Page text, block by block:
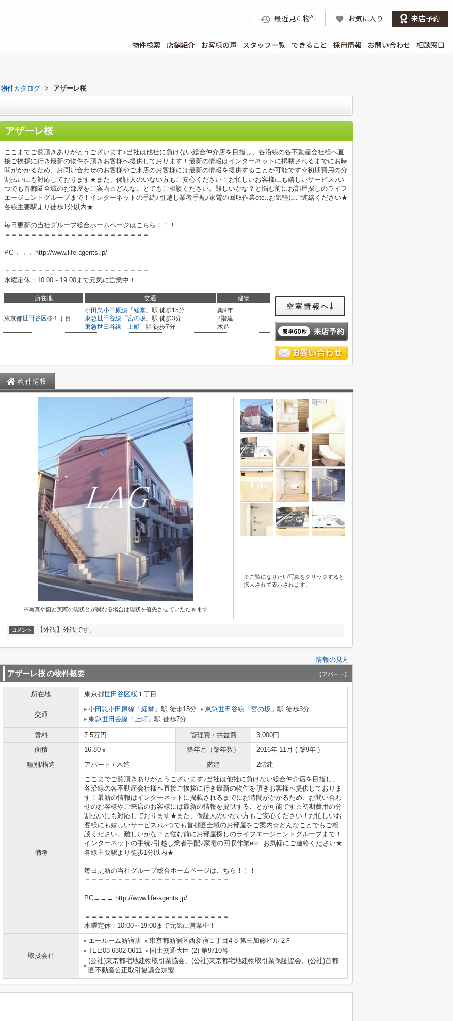
最近見た物件 お気に入り 来店予約
物件検索 店舗紹介 お客様の声 スタッフ一覧 できること 採用情報 お問い合わせ 相談窓口
物件カタログ > アザーレ桜
アザーレ桜
ここまでご覧頂きありがとうございます♪当社は他社に負けない総合仲介店を目指し、各沿線の各不動産会社様へ直
接ご挨拶に行き最新の物件を頂きお客様へ提供しております！最新の情報はインターネットに掲載されるまでにお時
間がかかるため、お問い合わせのお客様やご来店のお客様には最新の情報を提供することが可能です☆初期費用の分
割払いにも対応しております★また、保証人のいない方もご安心ください！お忙しいお客様にも嬉しいサービス♪い
つでも首都圏全域のお部屋をご案内☆どんなことでもご相談ください。難しいかな？と悩む前にお部屋探しのライフ
エージェントグループまで！インターネットの手続♪引越し業者手配♪家電の回収作業etc..お気軽にご連絡ください★
各線主要駅より徒歩1分以内★
毎日更新の当社グループ総合ホームページはこちら！！！
＝＝＝＝＝＝＝＝＝＝＝＝＝＝＝＝＝＝＝＝＝＝
PC→→→ http://www.life-agents.jp/
＝＝＝＝＝＝＝＝＝＝＝＝＝＝＝＝＝＝＝＝＝＝
水曜定休：10:00～19:00まで元気に営業中！
所在地 交通 建物
東京都世田谷区桜 １丁目
小田急小田原線 「 経堂 」駅 徒歩15分
東急世田谷線 「 宮の坂 」駅 徒歩3分
東急世田谷線 「 上町 」駅 徒歩7分
築9年
2階建
木造
空室情報へ
物件情報
※写真や図と実際の現状とが異なる場合は現状を優先させていただきます
※ご覧になりたい写真をクリックすると
拡大されて表示されます。
コメント 【外観】外観です。
情報の見方
アザーレ桜の物件概要 【アパート】
所在地 東京都世田谷区桜 １丁目
交通
小田急小田原線 「 経堂 」駅 徒歩15分 東急世田谷線 「 宮の坂 」駅 徒歩3分
東急世田谷線 「 上町 」駅 徒歩7分
賃料 7.5万円 管理費・共益費
3,000円
面積
16.80㎡ 築年月（築年数）
2016年 11月 ( 築9年 )
種別/構造
アパート / 木造 階建 2階建
備考
ここまでご覧頂きありがとうございます♪当社は他社に負けない総合仲介店を目指し、
各沿線の各不動産会社様へ直接ご挨拶に行き最新の物件を頂きお客様へ提供しておりま
す！最新の情報はインターネットに掲載されるまでにお時間がかかるため、お問い合わ
せのお客様やご来店のお客様には最新の情報を提供することが可能です☆初期費用の分
割払いにも対応しております★また、保証人のいない方もご安心ください！お忙しいお
客様にも嬉しいサービス♪いつでも首都圏全域のお部屋をご案内☆どんなことでもご相
談ください。難しいかな？と悩む前にお部屋探しのライフエージェントグループまで！
インターネットの手続♪引越し業者手配♪家電の回収作業etc..お気軽にご連絡ください★
各線主要駅より徒歩1分以内★
毎日更新の当社グループ総合ホームページはこちら！！！
＝＝＝＝＝＝＝＝＝＝＝＝＝＝＝＝＝＝＝＝＝＝
PC→→→ http://www.life-agents.jp/
＝＝＝＝＝＝＝＝＝＝＝＝＝＝＝＝＝＝＝＝＝＝
水曜定休：10:00～19:00まで元気に営業中！
取扱会社
エールーム新宿店
東京都新宿区西新宿１丁目4-8 第三加藤ビル 2Ｆ
TEL:03-6302-0611
国土交通大臣 (2) 第9710号
(公社)東京都宅地建物取引業協会、(公社)東京都宅地建物取引業保証協会、(公社)首都
圏不動産公正取引協議会加盟